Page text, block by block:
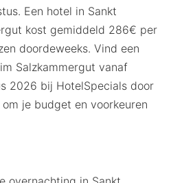
Een hotel in Sankt
kost gemiddeld 286€ per
doordeweeks. Vind een
Salzkammergut vanaf
2026 bij HotelSpecials door
je budget en voorkeuren